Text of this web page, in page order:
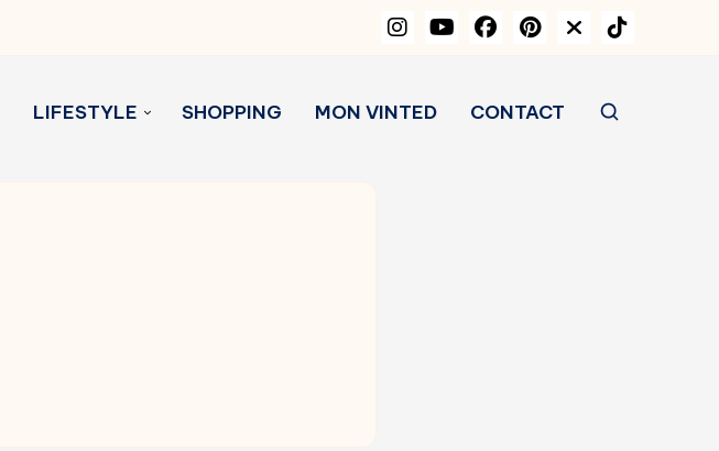
LIFESTYLE SHOPPING MON VINTED CONTACT